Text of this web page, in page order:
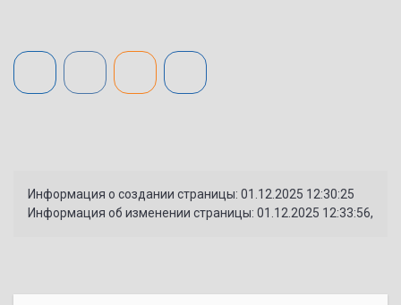
Информация о создании страницы: 01.12.2025 12:30:25
Информация об изменении страницы: 01.12.2025 12:33:56,